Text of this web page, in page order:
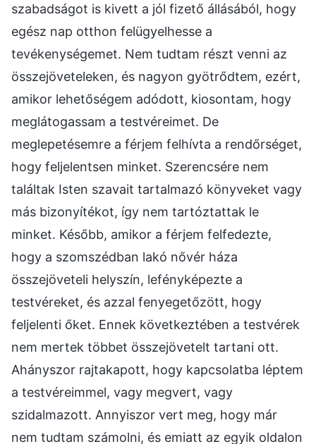
szabadságot is kivett a jól fizető állásából, hogy
egész nap otthon felügyelhesse a
tevékenységemet. Nem tudtam részt venni az
összejöveteleken, és nagyon gyötrődtem, ezért,
amikor lehetőségem adódott, kiosontam, hogy
meglátogassam a testvéreimet. De
meglepetésemre a férjem felhívta a rendőrséget,
hogy feljelentsen minket. Szerencsére nem
találtak Isten szavait tartalmazó könyveket vagy
más bizonyítékot, így nem tartóztattak le
minket. Később, amikor a férjem felfedezte,
hogy a szomszédban lakó nővér háza
összejöveteli helyszín, lefényképezte a
testvéreket, és azzal fenyegetőzött, hogy
feljelenti őket. Ennek következtében a testvérek
nem mertek többet összejövetelt tartani ott.
Ahányszor rajtakapott, hogy kapcsolatba léptem
a testvéreimmel, vagy megvert, vagy
szidalmazott. Annyiszor vert meg, hogy már
nem tudtam számolni, és emiatt az egyik oldalon